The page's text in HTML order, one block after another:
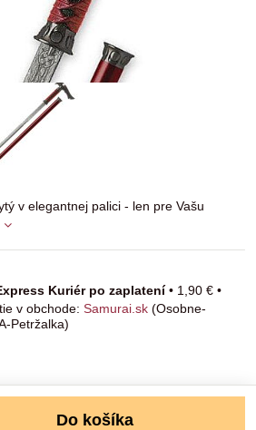
v elegantnej palici - len pre Vašu
Kuriér po zaplatení• 1,90 € •
Samurai.sk (Osobne-
Petržalka)
Do košíka